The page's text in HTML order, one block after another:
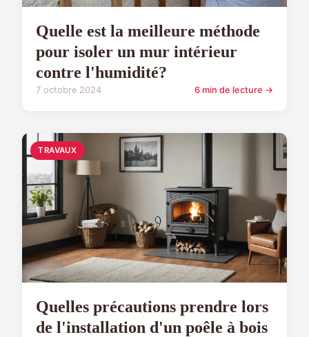
Quelle est la meilleure méthode
pour isoler un mur intérieur
contre l'humidité?
7 octobre 2024 6 min de lecture →
TRAVAUX
Quelles précautions prendre lors
de l'installation d'un poêle à bois